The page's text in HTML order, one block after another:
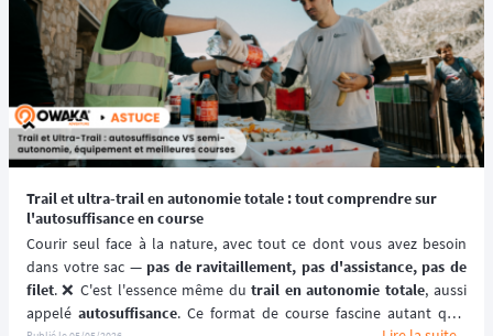
Chez Owaka, nous avons réuni pour vous le guide complet pour
aborder sereinement votre premier ultra. Entraînement, nutrition,
matériel, préparation mentale : on ne vous laisse rien dans les
jambes. 🔥
Trail et ultra-trail en autonomie totale : tout comprendre sur
l'autosuffisance en course
Courir seul face à la nature, avec tout ce dont vous avez besoin
dans votre sac — pas de ravitaillement, pas d'assistance, pas de
filet. ❌ C'est l'essence même du trail en autonomie totale, aussi
appelé autosuffisance. Ce format de course fascine autant qu'il